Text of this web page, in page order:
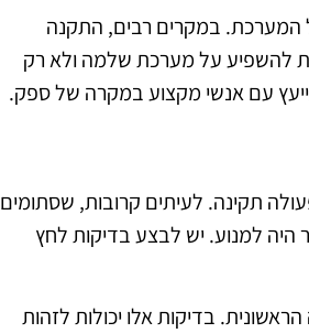
המערכת. במקרים רבים, התקנה
להשפיע על מערכת שלמה ולא רק
עם אנשי מקצוע במקרה של ספק.
תקינה. לעיתים קרובות, שסתומים
למנוע. יש לבצע בדיקות לחץ
בדיקות אלו יכולות לזהות